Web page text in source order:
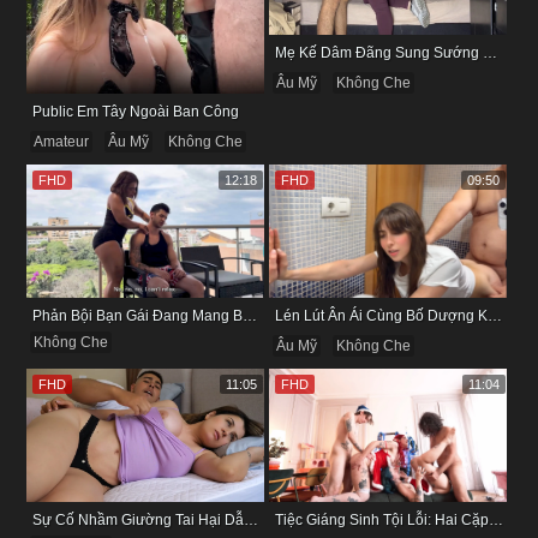
Public Em Tây Ngoài Ban Công
Amateur
Âu Mỹ Không Che
Mẹ Kế Dâm Đãng Sung Sướng Đến Phát Cuồng Khi Được Phục Vụ
Âu Mỹ
Không Che
Phản Bội Bạn Gái Đang Mang Bầu Để Vụng Trộm Cùng Cô Bạn Thân
Không Che
FHD 12:18
Lén Lút Ân Ái Cùng Bố Dượng Khi Bạn Của Ông Ấy Đang Ở Phòng Khách
Âu Mỹ
Không Che
FHD 09:50
Sự Cố Nhầm Giường Tai Hại Dẫn Đến Màn Mây Mưa Kịch Liệt Của Hai Anh Em
FHD 11:05
Tiệc Giáng Sinh Tội Lỗi: Hai Cặp Đôi Đổi Bạn Đời Để Ân Ái Tập Thể
FHD 11:04